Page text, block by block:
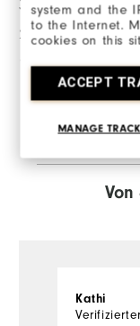
system and the
to the Internet.
cookies on this
ACCEPT
MANAGE
3 Sterne
2 Sterne
1 Stern
Kathi